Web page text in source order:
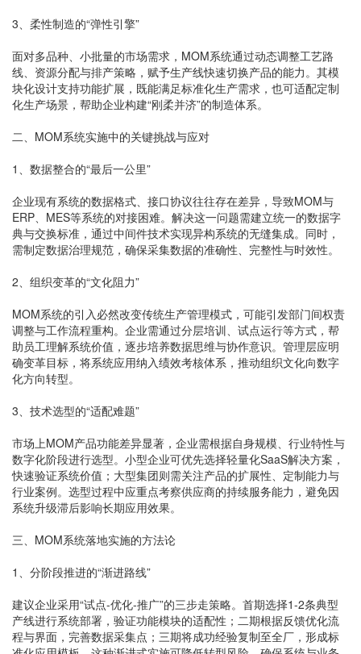
3、柔性制造的“弹性引擎”
面对多品种、小批量的市场需求，MOM系统通过动态调整工艺路
线、资源分配与排产策略，赋予生产线快速切换产品的能力。其模
块化设计支持功能扩展，既能满足标准化生产需求，也可适配定制
化生产场景，帮助企业构建“刚柔并济”的制造体系。
二、MOM系统实施中的关键挑战与应对
1、数据整合的“最后一公里”
企业现有系统的数据格式、接口协议往往存在差异，导致MOM与
ERP、MES等系统的对接困难。解决这一问题需建立统一的数据字
典与交换标准，通过中间件技术实现异构系统的无缝集成。同时，
需制定数据治理规范，确保采集数据的准确性、完整性与时效性。
2、组织变革的“文化阻力”
MOM系统的引入必然改变传统生产管理模式，可能引发部门间权责
调整与工作流程重构。企业需通过分层培训、试点运行等方式，帮
助员工理解系统价值，逐步培养数据思维与协作意识。管理层应明
确变革目标，将系统应用纳入绩效考核体系，推动组织文化向数字
化方向转型。
3、技术选型的“适配难题”
市场上MOM产品功能差异显著，企业需根据自身规模、行业特性与
数字化阶段进行选型。小型企业可优先选择轻量化SaaS解决方案，
快速验证系统价值；大型集团则需关注产品的扩展性、定制能力与
行业案例。选型过程中应重点考察供应商的持续服务能力，避免因
系统升级滞后影响长期应用效果。
三、MOM系统落地实施的方法论
1、分阶段推进的“渐进路线”
建议企业采用“试点-优化-推广”的三步走策略。首期选择1-2条典型
产线进行系统部署，验证功能模块的适配性；二期根据反馈优化流
程与界面，完善数据采集点；三期将成功经验复制至全厂，形成标